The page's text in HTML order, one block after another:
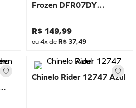
Frozen DFR07DY
R$ 149,99
ou4x de R$ 37,49
Chinelo Rider 12747 Azul